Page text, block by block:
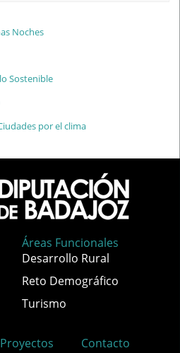
Áreas Funcionales
Desarrollo Rural
Reto Demográfico
Turismo
Proyectos Contacto